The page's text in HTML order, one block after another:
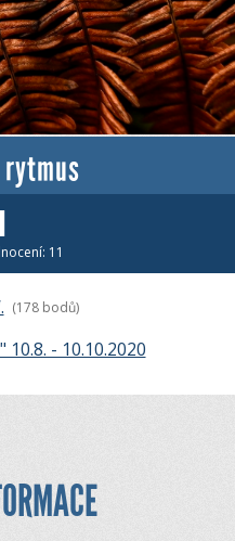
11
(178 bodů)
10.8. - 10.10.2020